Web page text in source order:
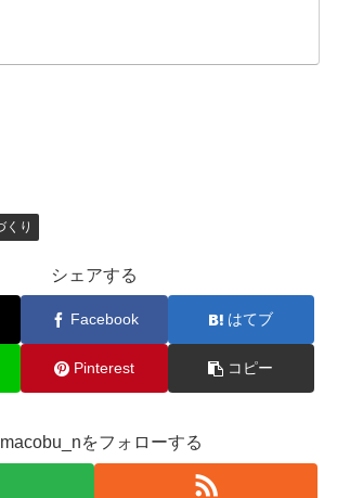
くり
シェアする
Facebook はてブ
Pinterest コピー
をフォローする